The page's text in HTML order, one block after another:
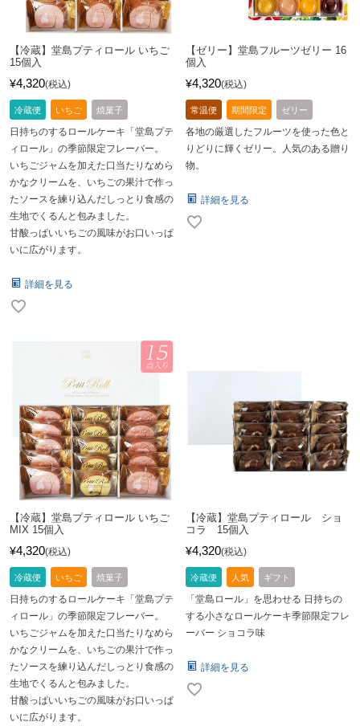
【冷蔵】堂島プティロール いちご
15個入
¥4,320 税込
冷蔵便 いちご 焼菓子
日持ちのするロールケーキ「堂島プテ
ィロール」の季節限定フレーバー。
いちごジャムを加えた口当たりなめら
かなクリームを、いちごの果汁で作っ
たソースを練り込んだしっとり食感の
生地でくるんと包みました。
甘酸っぱいいちごの風味がお口いっぱ
いに広がります。
詳細を見る
【ゼリー】堂島フルーツゼリー 16
個入
¥4,320 税込
常温便 期間限定 ゼリー
各地の厳選したフルーツを使った色と
りどりに輝くゼリー。人気のある贈り
物。
詳細を見る
【冷蔵】堂島プティロール いちご
MIX 15個入
¥4,320 税込
冷蔵便 いちご 焼菓子
日持ちのするロールケーキ「堂島プテ
ィロール」の季節限定フレーバー。
いちごジャムを加えた口当たりなめら
かなクリームを、いちごの果汁で作っ
たソースを練り込んだしっとり食感の
生地でくるんと包みました。
甘酸っぱいいちごの風味がお口いっぱ
いに広がります。
【冷蔵】堂島プティロール ショ
コラ 15個入
¥4,320 税込
冷蔵便 人気 ギフト
「堂島ロール」を思わせる 日持ちの
する小さなロールケーキ季節限定フレ
ーバー ショコラ味
詳細を見る